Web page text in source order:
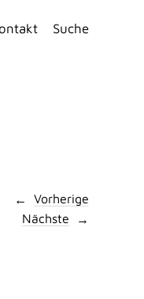
Suche
Vorherige
Nächste